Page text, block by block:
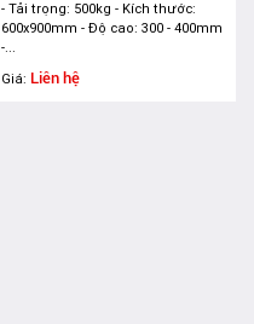
- Tải trọng: 500kg - Kích thước:
600x900mm - Độ cao: 300 - 400mm
-...
Giá: Liên hệ